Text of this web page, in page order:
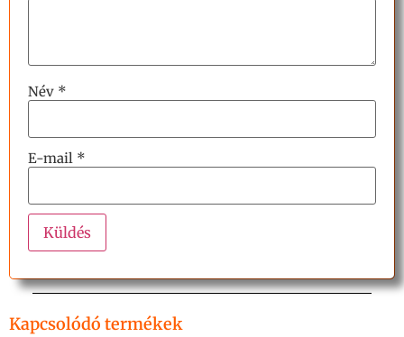
Név *
E-mail *
Kapcsolódó termékek